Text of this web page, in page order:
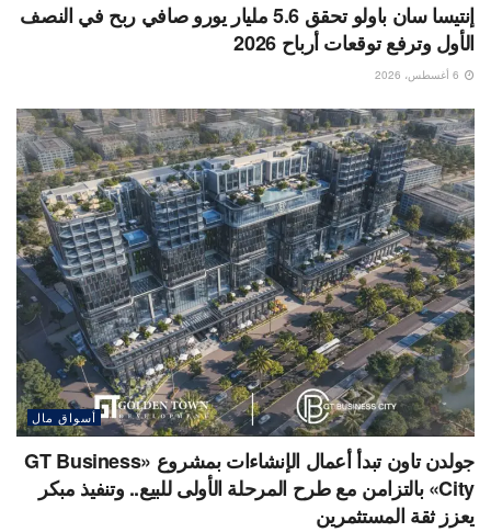
إنتيسا سان باولو تحقق 5.6 مليار يورو صافي ربح في النصف
الأول وترفع توقعات أرباح 2026
أسواق مال
جولدن تاون تبدأ أعمال الإنشاءات بمشروع «GT Business
City» بالتزامن مع طرح المرحلة الأولى للبيع.. وتنفيذ مبكر
يعزز ثقة المستثمرين